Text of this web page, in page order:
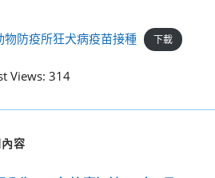
物防疫所狂犬病疫苗接種 下載
Views: 314
容